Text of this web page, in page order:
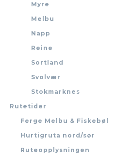
Myre
Melbu
Napp
Reine
Sortland
Svolvær
Stokmarknes
Rutetider
Ferge Melbu & Fiskebøl
Hurtigruta nord/sør
Ruteopplysningen